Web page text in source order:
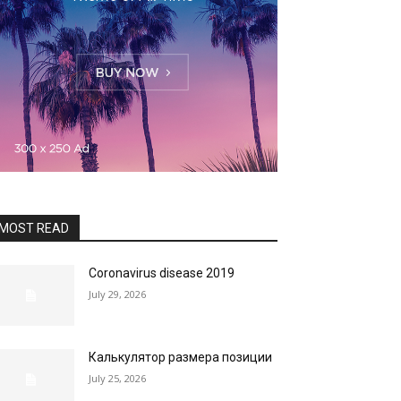
READ
Coronavirus disease 2019
July 29, 2026
Калькулятор размера позиции
July 25, 2026